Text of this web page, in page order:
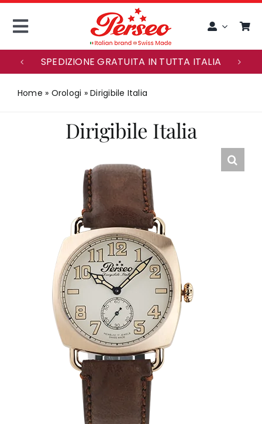
Skip
Toggle
Navigation
ENGLISH
ACCOUNT
SERVIZIO CLIENTI
PUNTI VENDITA
CONTATTI
SPEDIZIONE GRATUITA IN TUTTA ITALIA
Home » Orologi »Dirigibile Italia
Dirigibile Italia